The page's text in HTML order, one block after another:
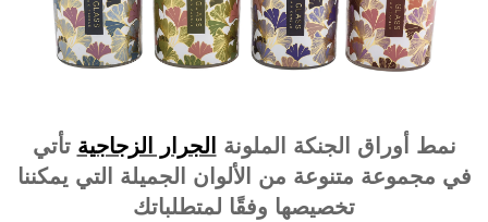
نمط أوراق الجنكة الملونة الجرار الزجاجية تأتي
في مجموعة متنوعة من الألوان الجميلة التي يمكننا
تخصيصها وفقًا لمتطلباتك